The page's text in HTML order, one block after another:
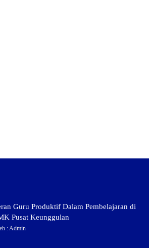
Guru Produktif Dalam Pembelajaran di
Pusat Keunggulan
: Admin